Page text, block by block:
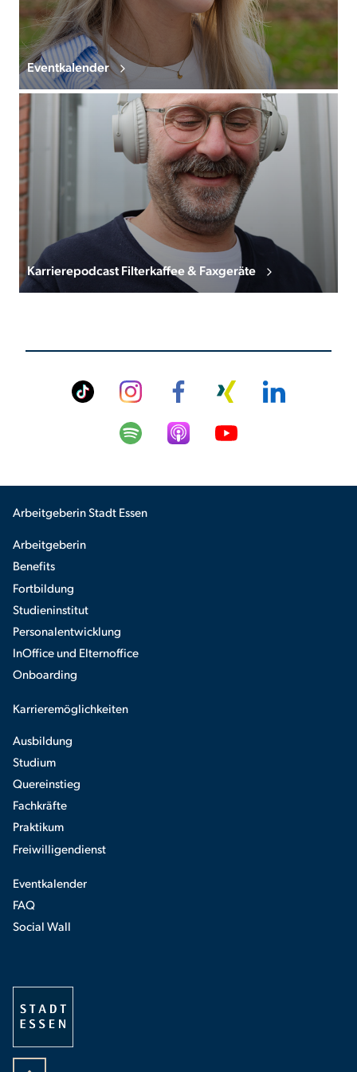
Eventkalender
Karrierepodcast Filterkaffee & Faxgeräte
Arbeitgeberin Stadt Essen
Arbeitgeberin
Benefits
Fortbildung
Studieninstitut
Personalentwicklung
InOffice und Elternoffice
Onboarding
Karrieremöglichkeiten
Ausbildung
Studium
Quereinstieg
Fachkräfte
Praktikum
Freiwilligendienst
Eventkalender
FAQ
Social Wall